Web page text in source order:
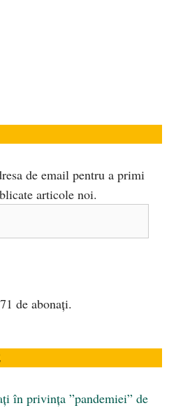
de email pentru a primi
articole noi.
de abonați.
în privința ”pandemiei” de